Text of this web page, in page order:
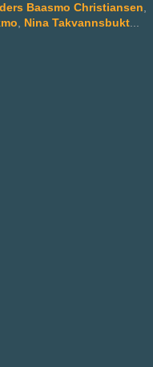
Baasmo Christiansen
Nina Takvannsbukt